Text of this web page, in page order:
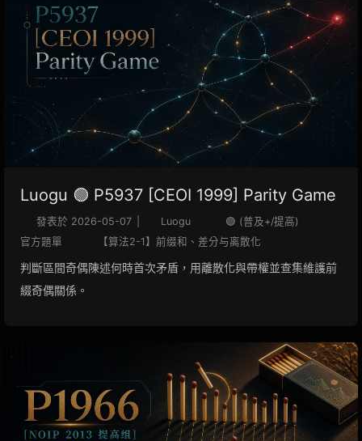
Luogu 🟢 P5937 [CEOI 1999] Parity Game
發表於 2026-05-07 Luogu
🟢 (普及+/提高)
官方題單
【算法2-1】前缀和、差分与离散化
判斷區間奇偶陳述何時首次矛盾，用離散化與帶權並查集維護前
綴奇偶關係。